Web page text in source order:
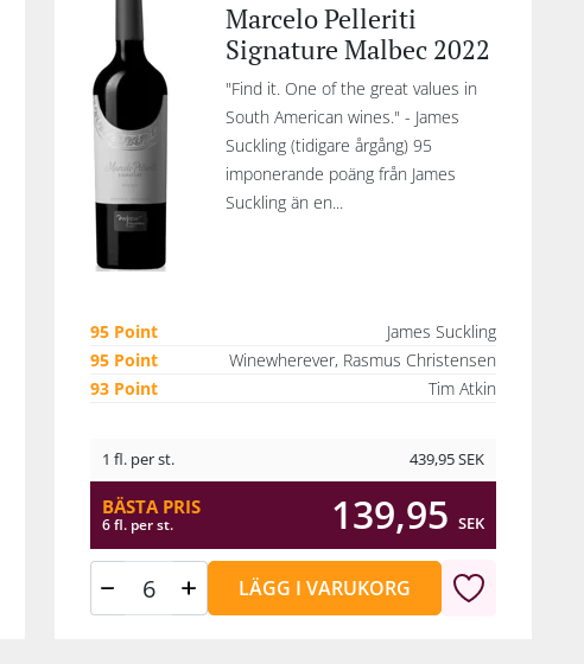
Marcelo Pelleriti
Signature Malbec 2022
"Find it. One of the great values in
South American wines." - James
Suckling (tidigare årgång) 95
imponerande poäng från James
Suckling än en...
95 Point
James Suckling
95 Point
Winewherever, Rasmus Christensen
93 Point
Tim Atkin
1 fl. per st. 439,95SEK
BÄSTA PRIS
6 fl. per st. 139,95 SEK
LÄGG I VARUKORG